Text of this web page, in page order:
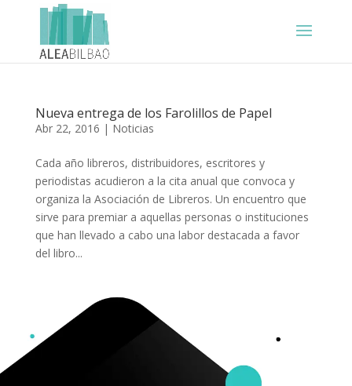
Nueva entrega de los Farolillos de Papel
Abr 22, 2016 | Noticias
Cada año libreros, distribuidores, escritores y
periodistas acudieron a la cita anual que convoca y
organiza la Asociación de Libreros. Un encuentro que
sirve para premiar a aquellas personas o instituciones
que han llevado a cabo una labor destacada a favor
del libro...